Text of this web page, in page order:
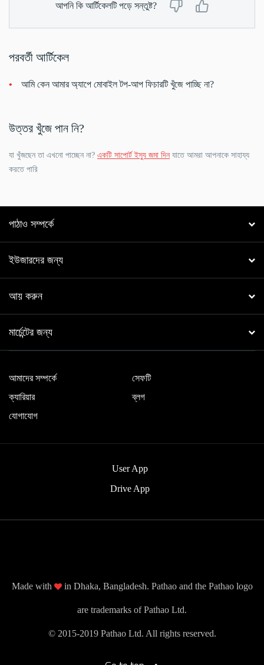
আপনি কি আর্টিকেলটি পড়ে সন্তুষ্ট?
পরবর্তী আর্টিকেল
আমি কেন আমার অ্যাপে মোবাইল টপ-আপ ফিচারটি খুঁজে পাচ্ছি না?
উত্তর খুঁজে পান নি?
যা খুঁজছেন তা এখনো পাচ্ছেন না? একটি সাপোর্ট ইস্যু জমা দিনযাতে আমরা আপনাকে সাহায্য
করতে পারি
পাঠাও সম্পর্কে
ইউজারদের জন্য
আয় করুন
মার্চেন্টের জন্য
আমাদের সম্পর্কে
সেফটি
ক্যারিয়ার
ব্লগ
যোগাযোগ
User App
Drive App
Made with in Dhaka, Bangladesh. Pathao and the Pathao logo
are trademarks of Pathao Ltd.
© 2015-2019 Pathao Ltd. All rights reserved.